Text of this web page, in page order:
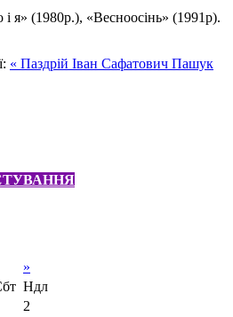
і я» (1980р.), «Весноосінь» (1991р).
« Паздрій Іван Сафатович Пашук
»
Ндл
2